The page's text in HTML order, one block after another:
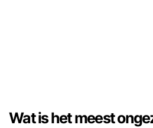
Wat is het meest